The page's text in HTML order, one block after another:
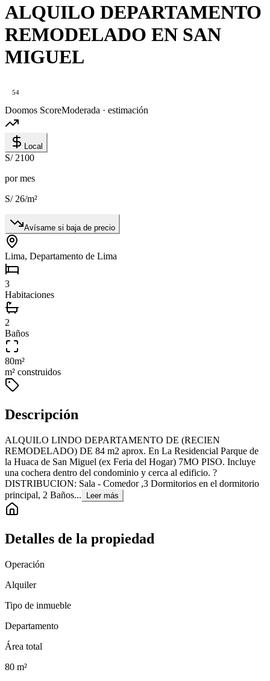
ALQUILO DEPARTAMENTO
REMODELADO EN SAN
MIGUEL
54
Doomos ScoreModerada · estimación
Local
S/ 2100
por mes
S/ 26/m²
Avísame si baja de precio
Lima, Departamento de Lima
3
Habitaciones
2
Baños
80m²
m² construidos
Descripción
ALQUILO LINDO DEPARTAMENTO DE (RECIEN
REMODELADO) DE 84 m2 aprox. En La Residencial Parque de
la Huaca de San Miguel (ex Feria del Hogar) 7MO PISO. Incluye
una cochera dentro del condominio y cerca al edificio. ?
DISTRIBUCION: Sala - Comedor ,3 Dormitorios en el dormitorio
principal, 2 Baños...
Leer más
Detalles de la propiedad
Operación
Alquiler
Tipo de inmueble
Departamento
Área total
80 m²